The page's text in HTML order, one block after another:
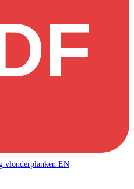
vlonderplanken EN